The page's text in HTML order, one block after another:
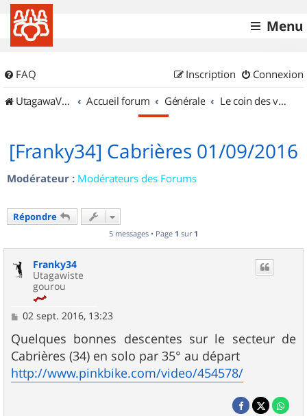
Menu
FAQ Connexion
Inscription
UtagawaVTT (Randos VTT et VTTAE avec traces GPS)
Accueil forum Générale Le coin des vidéastes
[Franky34] Cabrières 01/09/2016
Modérateur : Modérateurs des Forums
Répondre
5 messages • Page 1 sur 1
Franky34
Utagawiste
gourou
M
s
s
a
g
e
02 sept. 2016, 13:23
Quelques bonnes descentes sur le secteur de
Cabrières (34) en solo par 35° au départ
http://www.pinkbike.com/video/454578/